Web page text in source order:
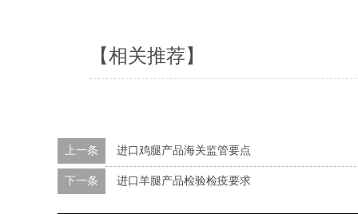
【相关推荐】
上一条 进口鸡腿产品海关监管要点
下一条 进口羊腿产品检验检疫要求